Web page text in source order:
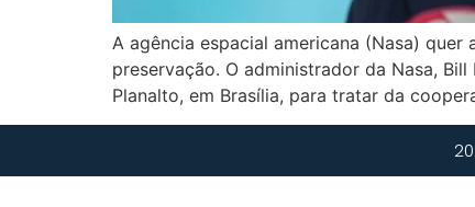
A agência espacial americana (Nasa)
preservação. O administrador da Nasa,
Planalto, em Brasília, para tratar da